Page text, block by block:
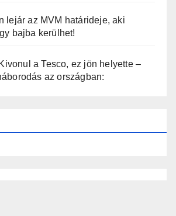
lejár az MVM határideje, aki
bajba kerülhet!
a Tesco, ez jön helyette –
az országban: